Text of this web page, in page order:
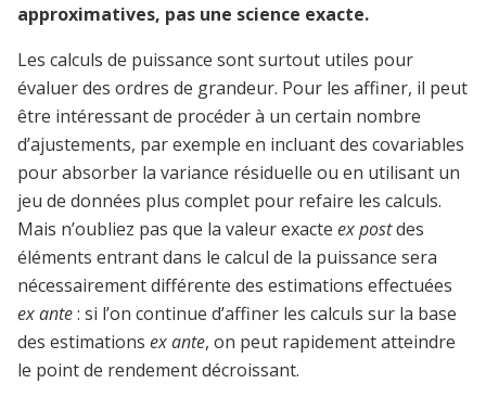
approximatives, pas une science exacte.
Les calculs de puissance sont surtout utiles pour
évaluer des ordres de grandeur. Pour les affiner, il peut
être intéressant de procéder à un certain nombre
d’ajustements, par exemple en incluant des covariables
pour absorber la variance résiduelle ou en utilisant un
jeu de données plus complet pour refaire les calculs.
Mais n’oubliez pas que la valeur exacte ex postdes
éléments entrant dans le calcul de la puissance sera
nécessairement différente des estimations effectuées
ex ante: si l’on continue d’affiner les calculs sur la base
des estimations ex ante, on peut rapidement atteindre
le point de rendement décroissant.